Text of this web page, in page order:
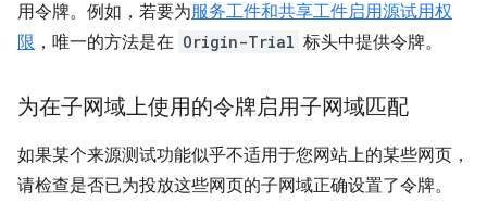
用令牌。例如，若要为服务工件和共享工件启用源试用权
限 ，唯一的方法是在 Origin-Trial 标头中提供令牌。
为在子网域上使用的令牌启用子网域匹配
如果某个来源测试功能似乎不适用于您网站上的某些网页，
请检查是否已为投放这些网页的子网域正确设置了令牌。